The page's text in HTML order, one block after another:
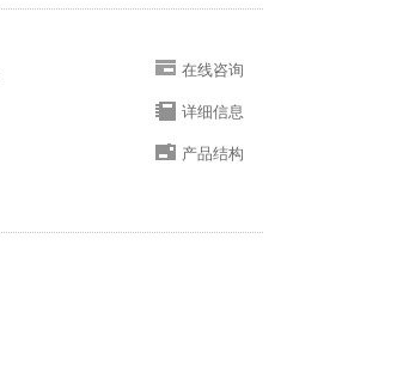
在线咨询
详细信息
产品结构